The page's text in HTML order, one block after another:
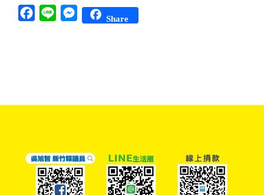
Facebook
Line Messenger
Share